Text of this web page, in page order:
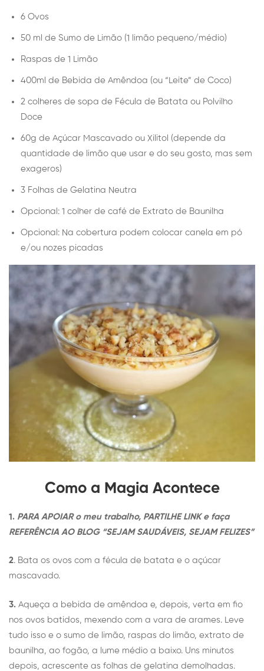
6 Ovos
50 ml de Sumo de Limão (1 limão pequeno/médio)
Raspas de 1 Limão
400ml de Bebida de Amêndoa (ou “Leite” de Coco)
2 colheres de sopa de Fécula de Batata ou Polvilho
Doce
60g de Açúcar Mascavado ou Xilitol (depende da
quantidade de limão que usar e do seu gosto, mas sem
exageros)
3 Folhas de Gelatina Neutra
Opcional: 1 colher de café de Extrato de Baunilha
Opcional: Na cobertura podem colocar canela em pó
e/ou nozes picadas
Como a Magia Acontece
1. PARA APOIAR o meu trabalho, PARTILHE LINK e faça
REFERÊNCIA AO BLOG “SEJAM SAUDÁVEIS, SEJAM FELIZES”
2. Bata os ovos com a fécula de batata e o açúcar
mascavado.
3. Aqueça a bebida de amêndoa e, depois, verta em fio
nos ovos batidos, mexendo com a vara de arames. Leve
tudo isso e o sumo de limão, raspas do limão, extrato de
baunilha, ao fogão, a lume médio a baixo. Uns minutos
depois, acrescente as folhas de gelatina demolhadas.